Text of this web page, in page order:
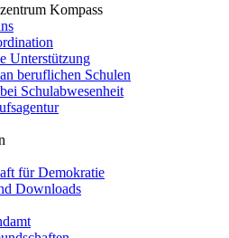
Kompass
Unterstützung
beruflichen Schulen
Schulabwesenheit
für Demokratie
Downloads